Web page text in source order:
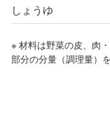
しょうゆ
※ 材料は野菜の皮、肉
部分の分量（調理量）